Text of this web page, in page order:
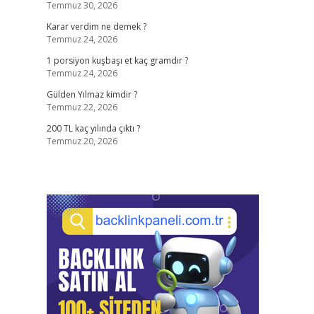
Temmuz 30, 2026
Karar verdim ne demek ?
Temmuz 24, 2026
1 porsiyon kuşbaşı et kaç gramdır ?
Temmuz 24, 2026
Gülden Yılmaz kimdir ?
Temmuz 22, 2026
200 TL kaç yılında çıktı ?
Temmuz 20, 2026